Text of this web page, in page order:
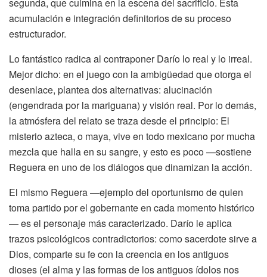
acumulación e integración definitorios de su proceso
estructurador.
Lo fantástico radica al contraponer Darío lo real y lo irreal.
Mejor dicho: en el juego con la ambigüedad que otorga el
desenlace, plantea dos alternativas: alucinación
(engendrada por la mariguana) y visión real. Por lo demás,
la atmósfera del relato se traza desde el principio: El
misterio azteca, o maya, vive en todo mexicano por mucha
mezcla que halla en su sangre, y esto es poco —sostiene
Reguera en uno de los diálogos que dinamizan la acción.
El mismo Reguera —ejemplo del oportunismo de quien
toma partido por el gobernante en cada momento histórico
— es el personaje más caracterizado. Darío le aplica
trazos psicológicos contradictorios: como sacerdote sirve a
Dios, comparte su fe con la creencia en los antiguos
dioses (el alma y las formas de los antiguos ídolos nos